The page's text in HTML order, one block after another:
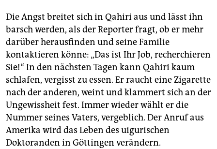
Die Angst breitet sich in Qahiri aus und lässt ihn
barsch werden, als der Reporter fragt, ob er mehr
darüber herausfinden und seine Familie
kontaktieren könne: „Das ist Ihr Job, recherchieren
Sie!“ In den nächsten Tagen kann Qahiri kaum
schlafen, vergisst zu essen. Er raucht eine Zigarette
nach der anderen, weint und klammert sich an der
Ungewissheit fest. Immer wieder wählt er die
Nummer seines Vaters, vergeblich. Der Anruf aus
Amerika wird das Leben des uigurischen
Doktoranden in Göttingen verändern.